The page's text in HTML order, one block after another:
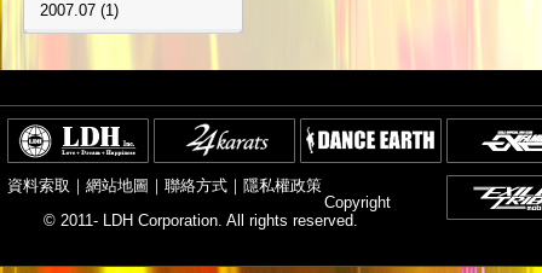
2007.07 (1)
資料索取 ｜ 網站地圖 ｜ 聯絡方式 ｜ 隱私權政策
Copyright
© 2011- LDH Corporation. All rights reserved.